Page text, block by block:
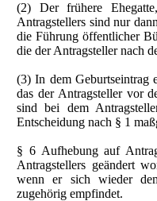
(2) Der frühere
Antragstellers sind nur
die Führung öffentlicher
die der Antragsteller nach
(3) In dem Geburtseintrag
das der Antragsteller vor
sind bei dem
Entscheidung nach § 1
§ 6 Aufhebung auf
Antragstellers geändert
wenn er sich wieder
zugehörig empfindet.